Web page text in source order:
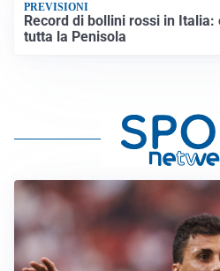
PREVISIONI
Record di bollini rossi in
tutta la Penisola